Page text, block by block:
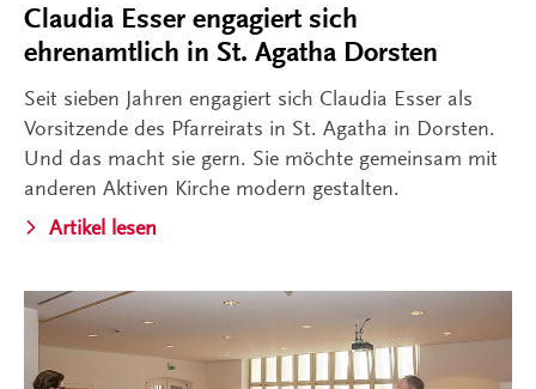
Claudia Esser engagiert sich
ehrenamtlich in St. Agatha Dorsten
Seit sieben Jahren engagiert sich Claudia Esser als
Vorsitzende des Pfarreirats in St. Agatha in Dorsten.
Und das macht sie gern. Sie möchte gemeinsam mit
anderen Aktiven Kirche modern gestalten.
Artikel lesen